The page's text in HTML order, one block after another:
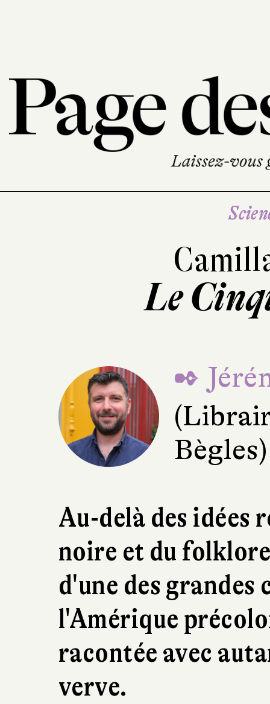
Le
✒
Bègles)
Au-delà des idées
noire et du
d'une des
l'Amérique
racontée avec
verve.